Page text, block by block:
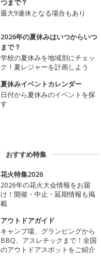
つまで？
最大9連休となる場合もあり
2026年の夏休みはいつからいつ
まで？
学校の夏休みを地域別にチェッ
ク！夏レジャーを計画しよう
夏休みイベントカレンダー
日付から夏休みのイベントを探
す
おすすめ特集
花火特集2026
2026年の花火大会情報をお届
け！開催・中止・延期情報も掲
載
アウトドアガイド
キャンプ場、グランピングから
BBQ、アスレチックまで！全国
のアウトドアスポットをご紹介